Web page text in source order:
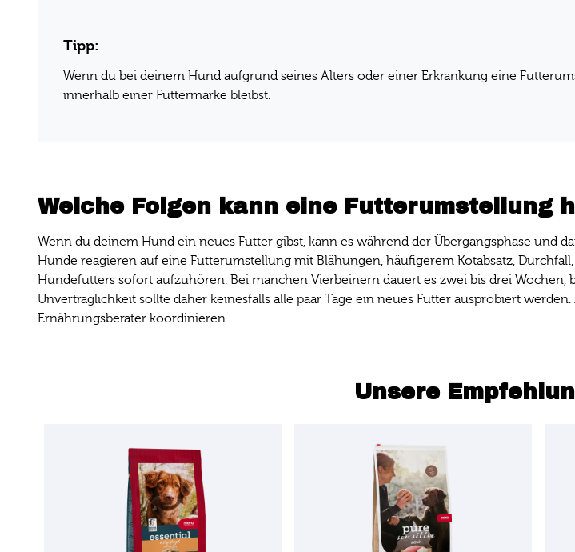
Tipp:
Wenn du bei deinem Hund aufgrund seines Alters oder einer Erkrankung eine
innerhalb einer Futtermarke bleibst.
Welche Folgen kann eine Futterumstellung
Wenn du deinem Hund ein neues Futter gibst, kann es während der Übergangsphase
Hunde reagieren auf eine Futterumstellung mit Blähungen, häufigerem Kotabsatz, Durchfall,
Hundefutters sofort aufzuhören. Bei manchen Vierbeinern dauert es zwei bis drei Wochen,
Unverträglichkeit sollte daher keinesfalls alle paar Tage ein neues Futter ausprobiert
Ernährungsberater koordinieren.
Unsere